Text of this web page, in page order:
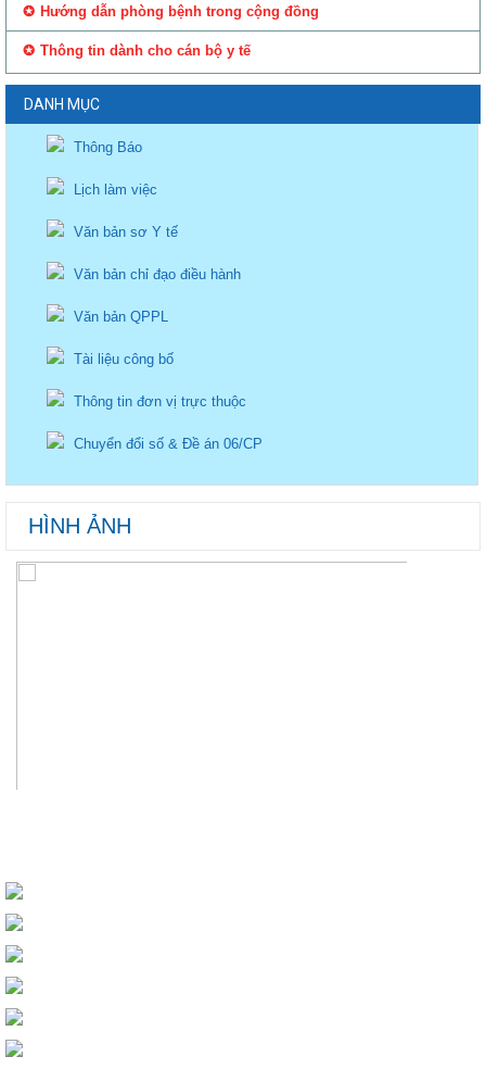
Hướng dẫn phòng bệnh trong cộng đồng
Thông tin dành cho cán bộ y tế
DANH MỤC
Thông Báo
Lịch làm việc
Văn bản sơ Y tế
Văn bản chỉ đạo điều hành
Văn bản QPPL
Tài liệu công bố
Thông tin đơn vị trực thuộc
Chuyển đổi số & Đề án 06/CP
HÌNH ẢNH